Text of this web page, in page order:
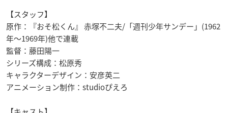
【スタッフ】
原作：『おそ松くん』 赤塚不二夫/「週刊少年サンデー」(1962
年〜1969年)他で連載
監督：藤田陽一
シリーズ構成：松原秀
キャラクターデザイン：安彦英二
アニメーション制作：studioぴえろ